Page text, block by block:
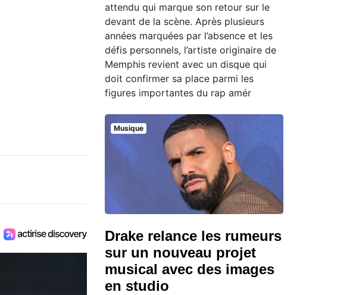
attendu qui marque son retour sur le
devant de la scène. Après plusieurs
années marquées par l’absence et les
défis personnels, l’artiste originaire de
Memphis revient avec un disque qui
doit confirmer sa place parmi les
figures importantes du rap amér
Musique
Drake relance les rumeurs
sur un nouveau projet
musical avec des images
en studio